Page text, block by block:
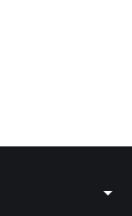
arrow_drop_down